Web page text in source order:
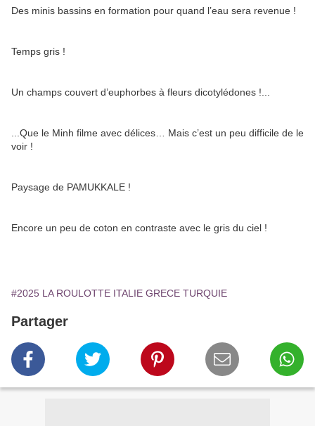
Des minis bassins en formation pour quand l’eau sera revenue !
Temps gris !
Un champs couvert d’euphorbes à fleurs dicotylédones !...
...Que le Minh filme avec délices… Mais c’est un peu difficile de le
voir !
Paysage de PAMUKKALE !
Encore un peu de coton en contraste avec le gris du ciel !
#2025 LA ROULOTTE ITALIE GRECE TURQUIE
Partager